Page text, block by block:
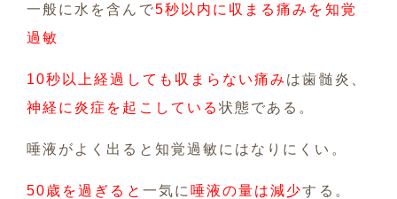
一般に水を含んで5秒以内に収まる痛みを知覚
過敏
10秒以上経過しても収まらない痛み は歯髄炎、
神経に炎症を起こしている 状態である。
唾液がよく出ると知覚過敏にはなりにくい。
50歳を過ぎると 一気に 唾液の量は減少する。